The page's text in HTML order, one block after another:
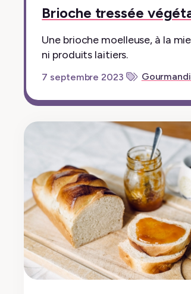
Brioche tressée
Une brioche moelleuse, à la
ni produits laitiers.
7 septembre 2023